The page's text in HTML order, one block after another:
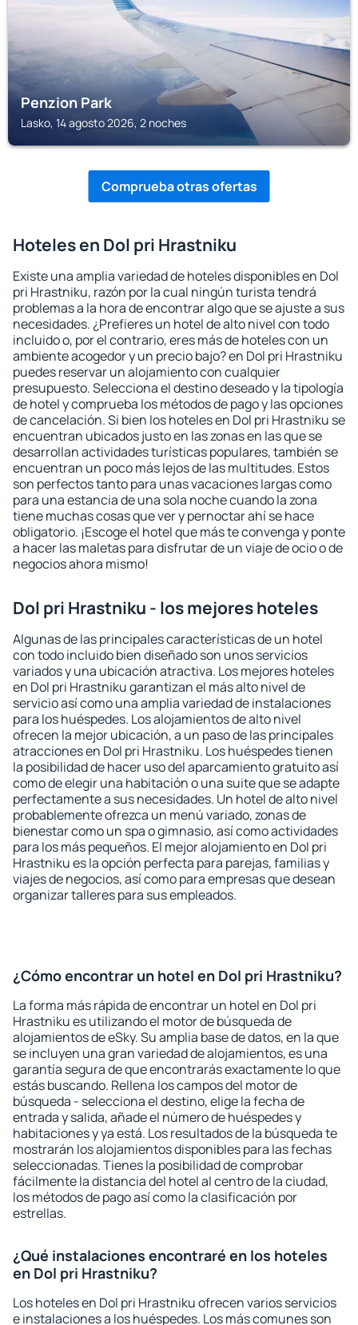
Penzion Park
Lasko, 14 agosto 2026, 2 noches
Comprueba otras ofertas
Hoteles en Dol pri Hrastniku
Existe una amplia variedad de hoteles disponibles en Dol
pri Hrastniku, razón por la cual ningún turista tendrá
problemas a la hora de encontrar algo que se ajuste a sus
necesidades. ¿Prefieres un hotel de alto nivel con todo
incluido o, por el contrario, eres más de hoteles con un
ambiente acogedor y un precio bajo? en Dol pri Hrastniku
puedes reservar un alojamiento con cualquier
presupuesto. Selecciona el destino deseado y la tipología
de hotel y comprueba los métodos de pago y las opciones
de cancelación. Si bien los hoteles en Dol pri Hrastniku se
encuentran ubicados justo en las zonas en las que se
desarrollan actividades turísticas populares, también se
encuentran un poco más lejos de las multitudes. Estos
son perfectos tanto para unas vacaciones largas como
para una estancia de una sola noche cuando la zona
tiene muchas cosas que ver y pernoctar ahí se hace
obligatorio. ¡Escoge el hotel que más te convenga y ponte
a hacer las maletas para disfrutar de un viaje de ocio o de
negocios ahora mismo!
Dol pri Hrastniku - los mejores hoteles
Algunas de las principales características de un hotel
con todo incluido bien diseñado son unos servicios
variados y una ubicación atractiva. Los mejores hoteles
en Dol pri Hrastniku garantizan el más alto nivel de
servicio así como una amplia variedad de instalaciones
para los huéspedes. Los alojamientos de alto nivel
ofrecen la mejor ubicación, a un paso de las principales
atracciones en Dol pri Hrastniku. Los huéspedes tienen
la posibilidad de hacer uso del aparcamiento gratuito así
como de elegir una habitación o una suite que se adapte
perfectamente a sus necesidades. Un hotel de alto nivel
probablemente ofrezca un menú variado, zonas de
bienestar como un spa o gimnasio, así como actividades
para los más pequeños. El mejor alojamiento en Dol pri
Hrastniku es la opción perfecta para parejas, familias y
viajes de negocios, así como para empresas que desean
organizar talleres para sus empleados.
¿Cómo encontrar un hotel en Dol pri Hrastniku?
La forma más rápida de encontrar un hotel en Dol pri
Hrastniku es utilizando el motor de búsqueda de
alojamientos de eSky. Su amplia base de datos, en la que
se incluyen una gran variedad de alojamientos, es una
garantía segura de que encontrarás exactamente lo que
estás buscando. Rellena los campos del motor de
búsqueda - selecciona el destino, elige la fecha de
entrada y salida, añade el número de huéspedes y
habitaciones y ya está. Los resultados de la búsqueda te
mostrarán los alojamientos disponibles para las fechas
seleccionadas. Tienes la posibilidad de comprobar
fácilmente la distancia del hotel al centro de la ciudad,
los métodos de pago así como la clasificación por
estrellas.
¿Qué instalaciones encontraré en los hoteles
en Dol pri Hrastniku?
Los hoteles en Dol pri Hrastniku ofrecen varios servicios
e instalaciones a los huéspedes. Los más comunes son